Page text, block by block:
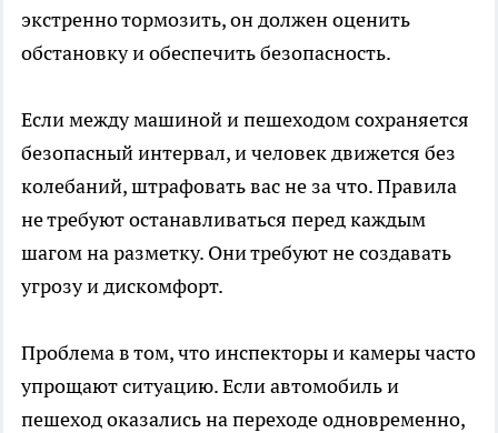
экстренно тормозить, он должен оценить
обстановку и обеспечить безопасность.
Если между машиной и пешеходом сохраняется
безопасный интервал, и человек движется без
колебаний, штрафовать вас не за что. Правила
не требуют останавливаться перед каждым
шагом на разметку. Они требуют не создавать
угрозу и дискомфорт.
Проблема в том, что инспекторы и камеры часто
упрощают ситуацию. Если автомобиль и
пешеход оказались на переходе одновременно,